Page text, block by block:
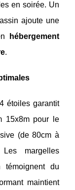
en soirée. Un
ajoute une
hébergement
.
étoiles garantit
15x8m pour le
(de 80cm à
margelles
témoignent du
maintient